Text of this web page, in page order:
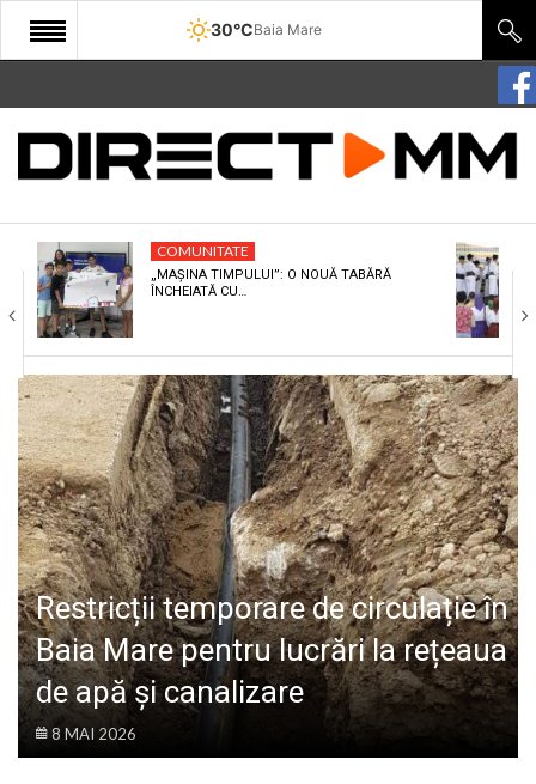
30°CBaia Mare
START
COMUNITATE
CULTURA
ECONOMIE
SANATATE
SPORT
SPECIAL
POLITIC
LIFE
COMUNITATE
„MAȘINA TIMPULUI”: O NOUĂ TABĂRĂ
ÎNCHEIATĂ CU…
Restricții temporare de circulație în
Baia Mare pentru lucrări la rețeaua
de apă și canalizare
8 MAI 2026